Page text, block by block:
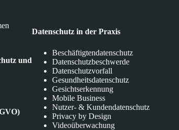
und
Datenschutz in der Praxis
Beschäftigtendatenschutz
Datenschutzbeschwerde
Datenschutzvorfall
Gesundheitsdatenschutz
Gesichtserkennung
Mobile Business
Nutzer- & Kundendatenschutz
Privacy by Design
Videoüberwachung